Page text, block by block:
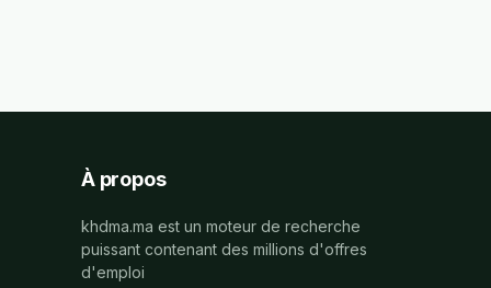
À propos
khdma.ma est un moteur de recherche
puissant contenant des millions d'offres
d'emploi